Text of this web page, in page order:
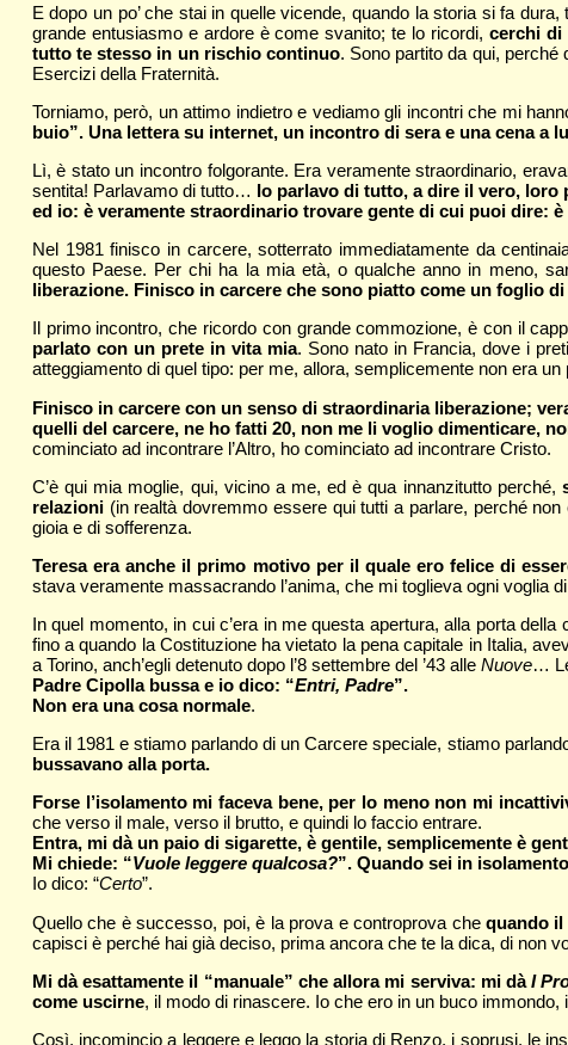
E dopo un po’ che stai in quelle vicende, quando la storia si fa dura,
grande entusiasmo e ardore è come svanito; te lo ricordi,cerchi di
tutto te stesso in un rischio continuo. Sono partito da qui, perché
Esercizi della Fraternità.
Torniamo, però, un attimo indietro e vediamo gli incontri che mi
buio”. Una lettera su internet, un incontro di sera e una cena a
Lì, è stato un incontro folgorante. Era veramente straordinario,
sentita! Parlavamo di tutto… Io parlavo di tutto, a dire il vero, loro
ed io: è veramente straordinario trovare gente di cui puoi dire:
Nel 1981 finisco in carcere, sotterrato immediatamente da
questo Paese. Per chi ha la mia età, o qualche anno in meno,
liberazione. Finisco in carcere che sono piatto come un foglio di
Il primo incontro, che ricordo con grande commozione, è con il
parlato con un prete in vita mia. Sono nato in Francia, dove i
atteggiamento di quel tipo: per me, allora, semplicemente non era un
Finisco in carcere con un senso di straordinaria liberazione;
quelli del carcere, ne ho fatti 20, non me li voglio dimenticare,
cominciato ad incontrare l’Altro, ho cominciato ad incontrare Cristo.
C’è qui mia moglie, qui, vicino a me, ed è qua innanzitutto perché,
relazioni(in realtà dovremmo essere qui tutti a parlare, perché
gioia e di sofferenza.
Teresa era anche il primo motivo per il quale ero felice di
stava veramente massacrando l’anima, che mi toglieva ogni voglia
In quel momento, in cui c’era in me questa apertura, alla porta
fino a quando la Costituzione ha vietato la pena capitale in Italia,
a Torino, anch’egli detenuto dopo l’8 settembre del ’43 alle Nuove…
Padre Cipolla bussa e io dico: “Entri, Padre”.
Non era una cosa normale.
Era il 1981 e stiamo parlando di un Carcere speciale, stiamo
bussavano alla porta.
Forse l’isolamento mi faceva bene, per lo meno non mi
che verso il male, verso il brutto, e quindi lo faccio entrare.
Entra, mi dà un paio di sigarette, è gentile, semplicemente è
Mi chiede: “Vuole leggere qualcosa?”. Quando sei in
Io dico: “Certo”.
Quello che è successo, poi, è la prova e controprova chequando il
capisci è perché hai già deciso, prima ancora che te la dica, di non
Mi dà esattamente il “manuale” che allora mi serviva: mi dàI
come uscirne, il modo di rinascere. Io che ero in un buco immondo,
Così, incomincio a leggere e leggo la storia di Renzo, i soprusi, le